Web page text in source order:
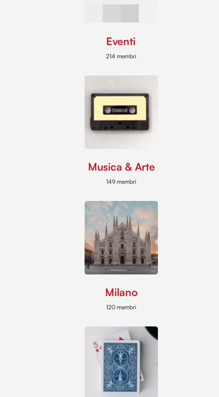
Eventi
214 membri
Musica & Arte
149 membri
Milano
120 membri